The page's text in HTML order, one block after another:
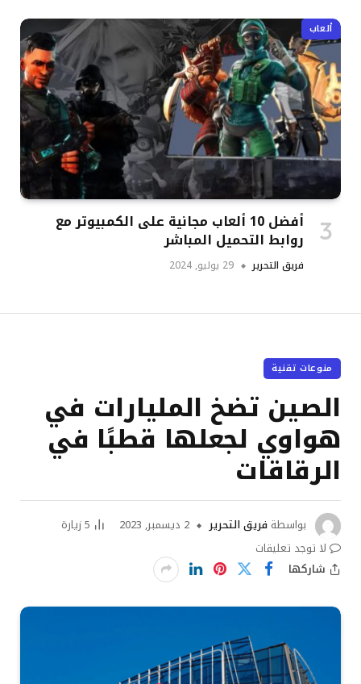
ألعاب
أفضل 10 ألعاب مجانية على الكمبيوتر مع
روابط التحميل المباشر
فريق التحرير 29 يوليو, 2024
منوعات تقنية
الصين تضخ المليارات في
هواوي لجعلها قطبًا في
الرقاقات
بواسطة فريق التحرير 2 ديسمبر, 2023 5زيارة
لا توجد تعليقات
شاركها